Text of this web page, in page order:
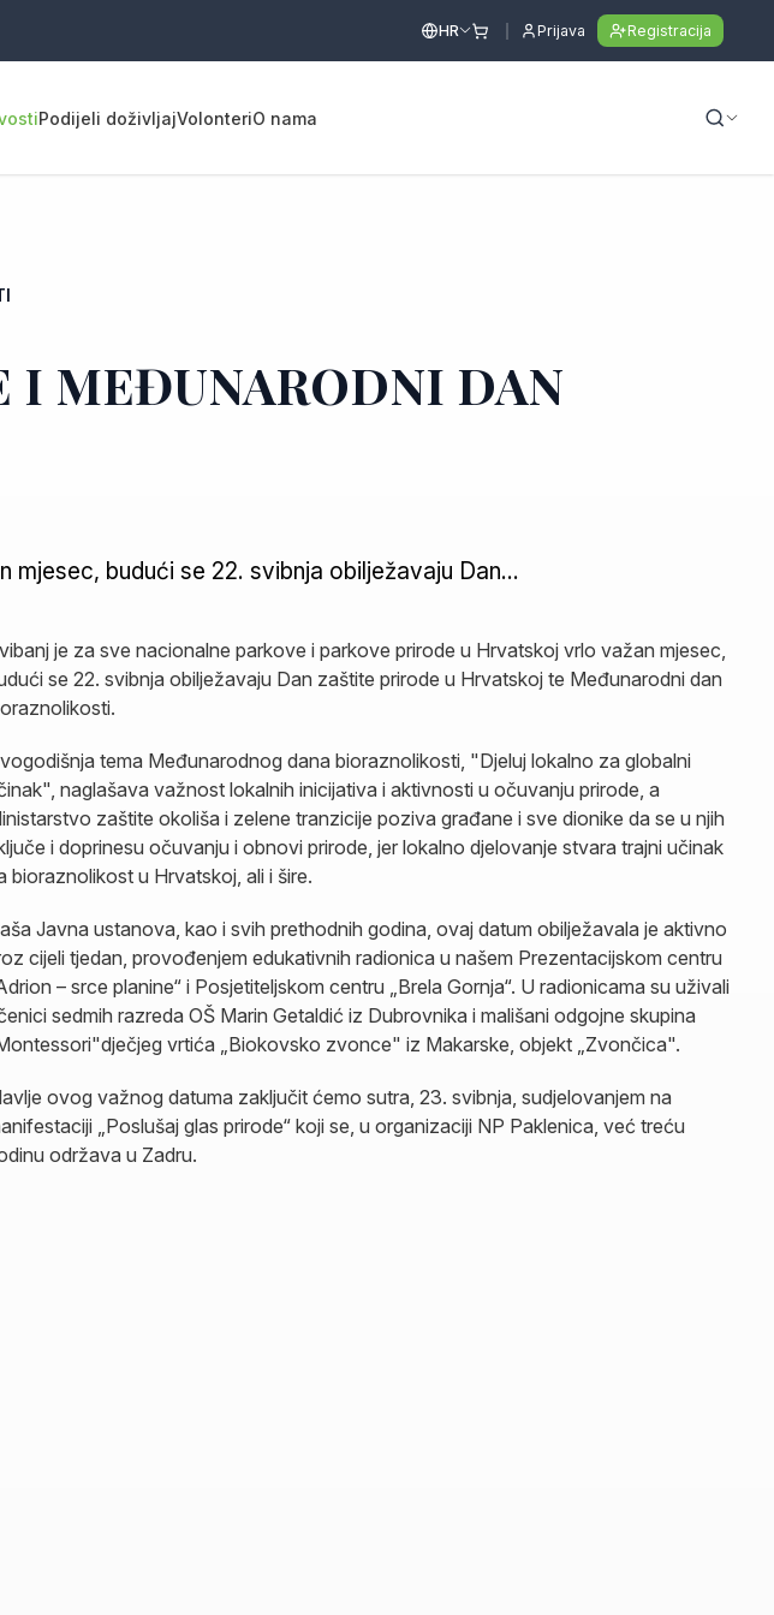
HR Prijava Registracija
Podijeli doživljajVolonteriO nama
I MEĐUNARODNI DAN
budući se 22. svibnja obilježavaju Dan...
je za sve nacionalne parkove i parkove prirode u Hrvatskoj vrlo važan mjesec,
se 22. svibnja obilježavaju Dan zaštite prirode u Hrvatskoj te Međunarodni dan
tema Međunarodnog dana bioraznolikosti, "Djeluj lokalno za globalni
naglašava važnost lokalnih inicijativa i aktivnosti u očuvanju prirode, a
zaštite okoliša i zelene tranzicije poziva građane i sve dionike da se u njih
i doprinesu očuvanju i obnovi prirode, jer lokalno djelovanje stvara trajni učinak
bioraznolikost u Hrvatskoj, ali i šire.
Javna ustanova, kao i svih prethodnih godina, ovaj datum obilježavala je aktivno
cijeli tjedan, provođenjem edukativnih radionica u našem Prezentacijskom centru
– srce planine“ i Posjetiteljskom centru „Brela Gornja“. U radionicama su uživali
sedmih razreda OŠ Marin Getaldić iz Dubrovnika i mališani odgojne skupina
vrtića „Biokovsko zvonce" iz Makarske, objekt „Zvončica".
ovog važnog datuma zaključit ćemo sutra, 23. svibnja, sudjelovanjem na
„Poslušaj glas prirode“ koji se, u organizaciji NP Paklenica, već treću
održava u Zadru.